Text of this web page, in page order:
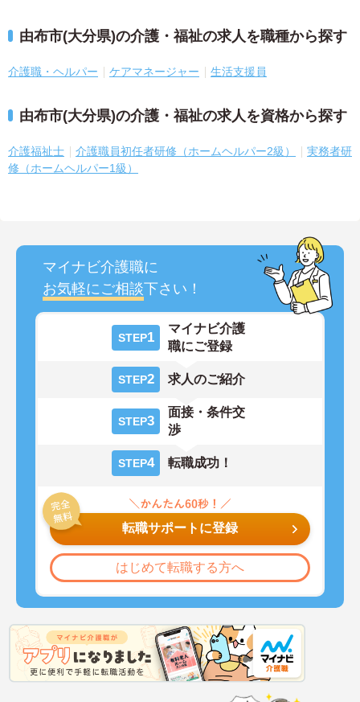
由布市(大分県)の介護・福祉の求人を職種から探す
介護職・ヘルパー ケアマネージャー 生活支援員
由布市(大分県)の介護・福祉の求人を資格から探す
介護福祉士 介護職員初任者研修（ホームヘルパー2級）
実務者研
修（ホームヘルパー1級）
マイナビ介護職に
お気軽にご相談下さい！
STEP1
マイナビ介護
職にご登録
STEP2 求人のご紹介
STEP3
面接・条件交
渉
STEP4 転職成功！
転職サポートに登録
はじめて転職する方へ